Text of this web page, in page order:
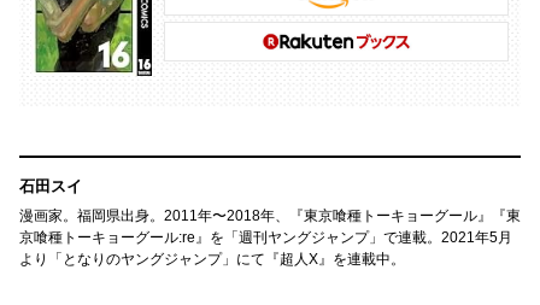
石田スイ
漫画家。福岡県出身。2011年〜2018年、『東京喰種トーキョーグール』『東
京喰種トーキョーグール:re』を「週刊ヤングジャンプ」で連載。2021年5月
より「となりのヤングジャンプ」にて『超人X』を連載中。